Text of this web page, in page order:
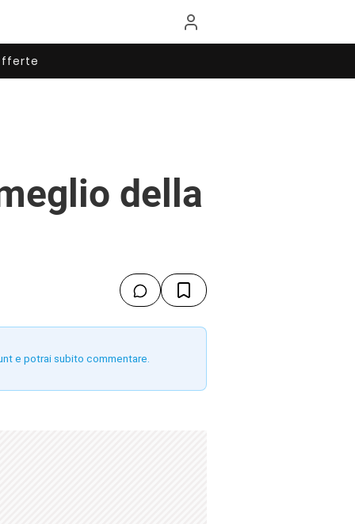
della
e potrai subito commentare.